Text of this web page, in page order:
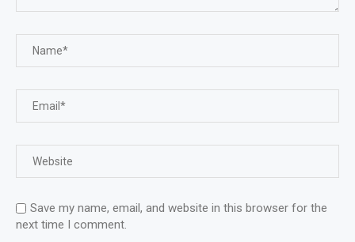
Save my name, email, and website in this browser for the
next time I comment.